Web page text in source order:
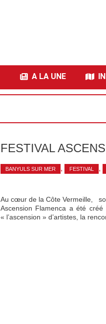
A LA UNE
FESTIVAL
BANYULS SUR MER , FESTIVAL ,
Au cœur de la Côte Vermeille,
Ascension Flamenca a été
« l’ascension » d’artistes, la